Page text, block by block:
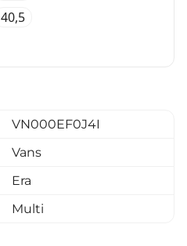
40,5
VN000EF0J4I
Vans
Era
Multi